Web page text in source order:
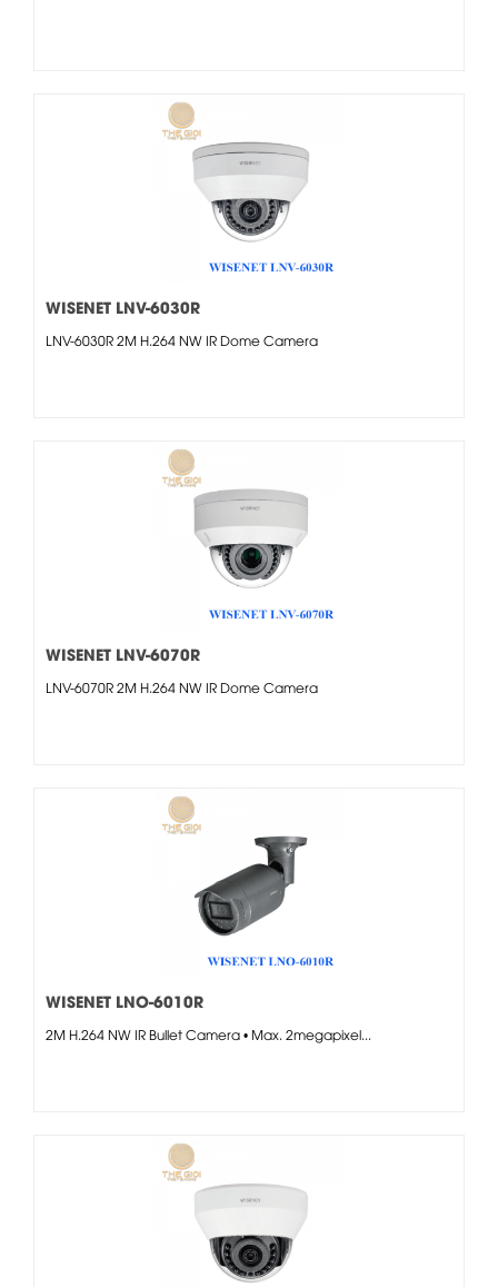
WISENET LNV-6030R
LNV-6030R 2M H.264 NW IR Dome Camera
WISENET LNV-6070R
LNV-6070R 2M H.264 NW IR Dome Camera
WISENET LNO-6010R
2M H.264 NW IR Bullet Camera • Max. 2megapixel...